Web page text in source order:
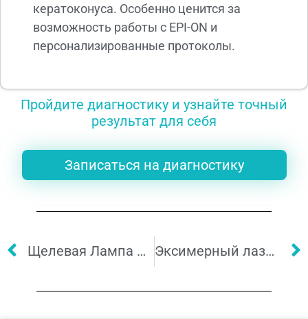
кератоконуса. Особенно ценится за
возможность работы с EPI-ON и
персонализированные протоколы.
Пройдите диагностику и узнайте точный
результат для себя
Записаться на диагностику
Щелевая Лампа Mediworks c анализом синдрома “сухого глаза” (NIBUT) Эксимерный лазер WaveLight® EX500